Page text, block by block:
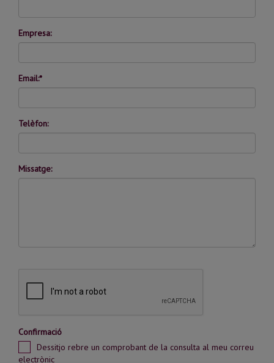
Empresa:
Email:*
Telèfon:
Missatge:
Confirmació
Dessitjo rebre un comprobant de la consulta al meu correu
electrònic